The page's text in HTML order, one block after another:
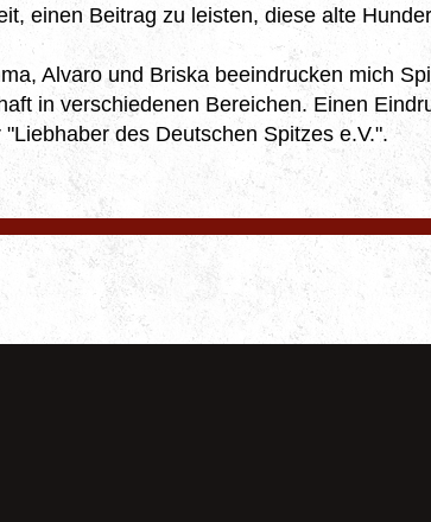
einen Beitrag zu leisten, diese alte
Alvaro und Briska beeindrucken mich
in verschiedenen Bereichen. Einen
des Deutschen Spitzes e.V.".